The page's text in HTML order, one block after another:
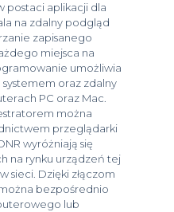
postaci aplikacji dla
na zdalny podgląd
zapisanego
miejsca na
umożliwia
oraz zdalny
PC oraz Mac.
można
przeglądarki
wyróżniają się
na rynku urządzeń tej
sieci. Dzięki złączom
bezpośrednio
lub